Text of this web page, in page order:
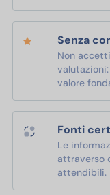
Senza
Non
valore
Fonti
Le
attraverso
attendibili.